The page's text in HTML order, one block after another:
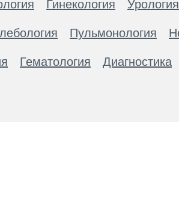
Гинекология Урология
Пульмонология
Гематология Диагностика